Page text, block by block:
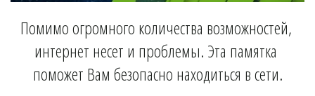
Помимо огромного количества возможностей,
интернет несет и проблемы. Эта памятка
поможет Вам безопасно находиться в сети.